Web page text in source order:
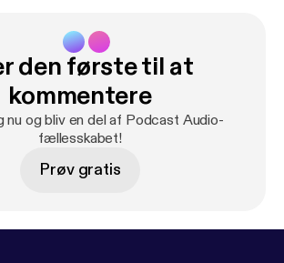
den første til at
kommentere
nu og bliv en del af Podcast Audio-
fællesskabet!
Prøv gratis